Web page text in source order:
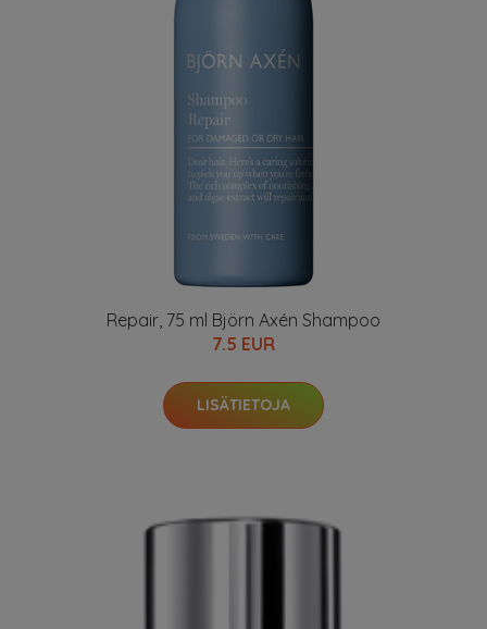
Repair, 75 ml Björn Axén Shampoo
7.5 EUR
LISÄTIETOJA